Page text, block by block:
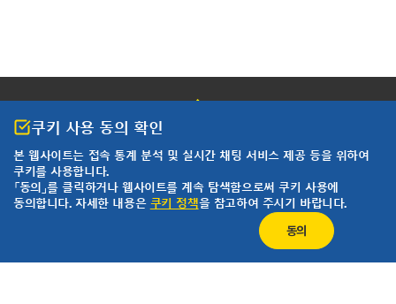
쿠키 사용 동의 확인
본 웹사이트는 접속 통계 분석 및 실시간 채팅 서비스 제공 등을 위하여
쿠키를 사용합니다.
「동의」를 클릭하거나 웹사이트를 계속 탐색함으로써 쿠키 사용에
동의합니다. 자세한 내용은 쿠키 정책을 참고하여 주시기 바랍니다.
동의
개인정보 처리방침
이용약관
한국요꼬가와전기(주)
사업자등록번호 102-81-17301
경기도 용인시 기흥구 기흥로 58-1 기흥 ICT밸리 SK V1 A동 407호 ~ 411호 (우)
16976 (분당선 기흥역 2번 출구 500m)